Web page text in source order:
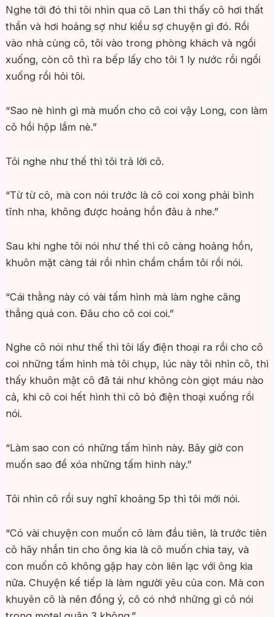
Nghe tới đó thì tôi nhìn qua cô Lan thì thấy cô hơi thất
thần và hơi hoảng sợ như kiểu sợ chuyện gì đó. Rồi
vào nhà cùng cô, tôi vào trong phòng khách và ngồi
xuống, còn cô thì ra bếp lấy cho tôi 1 ly nước rồi ngồi
xuống rồi hỏi tôi.
“Sao nè hình gì mà muốn cho cô coi vậy Long, con làm
cô hồi hộp lắm nè.”
Tôi nghe như thế thì tôi trả lời cô.
“Từ từ cô, mà con nói trước là cô coi xong phải bình
tĩnh nha, không được hoảng hồn đâu à nhe.”
Sau khi nghe tôi nói như thế thì cô càng hoảng hồn,
khuôn mặt càng tái rồi nhìn chầm chầm tôi rồi nói.
“Cái thằng này có vài tấm hình mà làm nghe căng
thẳng quá con. Đâu cho cô coi coi.”
Nghe cô nói như thế thì tôi lấy điện thoại ra rồi cho cô
coi những tấm hình mà tôi chụp, lúc này tôi nhìn cô, thì
thấy khuôn mặt cô đã tái như không còn giọt máu nào
cả, khi cô coi hết hình thì cô bỏ điện thoại xuống rồi
nói.
“Làm sao con có những tấm hình này. Bây giờ con
muốn sao để xóa những tấm hình này.”
Tôi nhìn cô rồi suy nghĩ khoảng 5p thì tôi mới nói.
“Có vài chuyện con muốn cô làm đầu tiên, là trước tiên
cô hãy nhắn tin cho ông kia là cô muốn chia tay, và
con muốn cô không gặp hay còn liên lạc với ông kia
nữa. Chuyện kế tiếp là làm người yêu của con. Mà con
khuyên cô là nên đồng ý, cô có nhớ những gì cô nói